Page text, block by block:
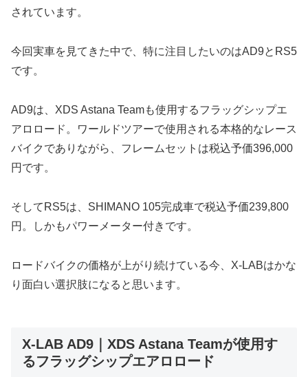
されています。
今回実車を見てきた中で、特に注目したいのはAD9とRS5
です。
AD9は、XDS Astana Teamも使用するフラッグシップエ
アロロード。ワールドツアーで使用される本格的なレース
バイクでありながら、フレームセットは税込予価396,000
円です。
そしてRS5は、SHIMANO 105完成車で税込予価239,800
円。しかもパワーメーター付きです。
ロードバイクの価格が上がり続けている今、X-LABはかな
り面白い選択肢になると思います。
X-LAB AD9｜XDS Astana Teamが使用す
るフラッグシップエアロロード